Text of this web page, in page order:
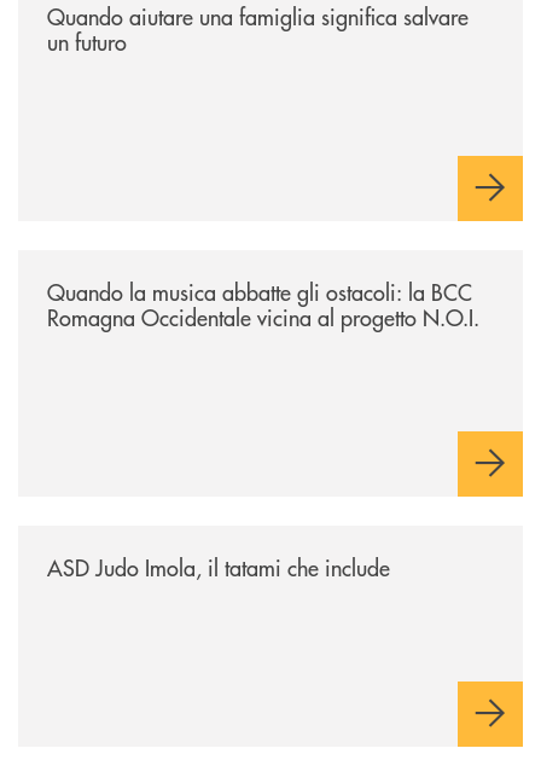
Quando aiutare una famiglia significa salvare
un futuro
Quando la musica abbatte gli ostacoli: la BCC
Romagna Occidentale vicina al progetto N.O.I.
ASD Judo Imola, il tatami che include